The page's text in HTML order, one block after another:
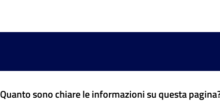
Quanto sono chiare le informazioni su questa